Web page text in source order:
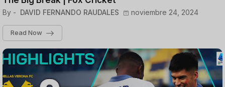
By - DAVID FERNANDO RAUDALES noviembre 24, 2024
Read Now